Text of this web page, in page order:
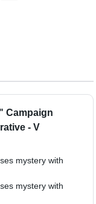
Campaign
- V
mystery with
mystery with